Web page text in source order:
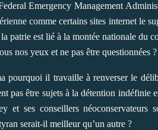
Emergency Management
comme certains sites internet le
patrie est lié à la montée nationale du
nos yeux et ne pas être questionnées ?
pourquoi il travaille à renverser le
pas être sujets à la détention indéfinie
et ses conseillers néoconservateurs
serait-il meilleur qu’un autre ?